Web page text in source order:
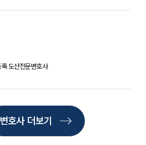
도산전문변호사
변호사 더보기